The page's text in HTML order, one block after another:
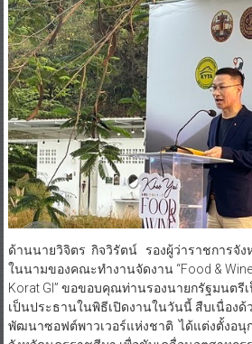
ด้านนายวิจิตร กิจวิรัตน์ รองผู้ว่าราชการจัง
ในนามของคณะทำงานจัดงาน “Food & Wine
Korat GI” ขอขอบคุณท่านรองนายกรัฐมนตรีเ
เป็นประธานในพิธีเปิดงานในวันนี้ สืบเนื่องด้
พัฒนาซอฟต์พาวเวอร์แห่งชาติ ได้แต่งตั้งอนุ